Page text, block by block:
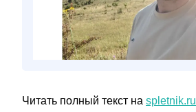
Читать полный текст на spletnik.ru